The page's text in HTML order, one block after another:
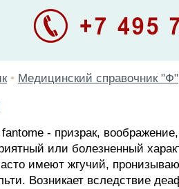
• Медицинский справочник "Ф"
- призрак, воображение,
или болезненный
имеют жгучий,
Возникает вследствие